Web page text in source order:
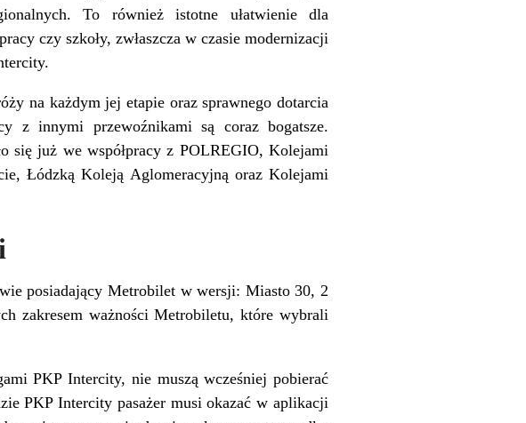
To również istotne ułatwienie dla
czy szkoły, zwłaszcza w czasie modernizacji
na każdym jej etapie oraz sprawnego dotarcia
z innymi przewoźnikami są coraz bogatsze.
się już we współpracy z POLREGIO, Kolejami
Łódzką Koleją Aglomeracyjną oraz Kolejami
posiadający Metrobilet w wersji: Miasto 30, 2
zakresem ważności Metrobiletu, które wybrali
PKP Intercity, nie muszą wcześniej pobierać
PKP Intercity pasażer musi okazać w aplikacji